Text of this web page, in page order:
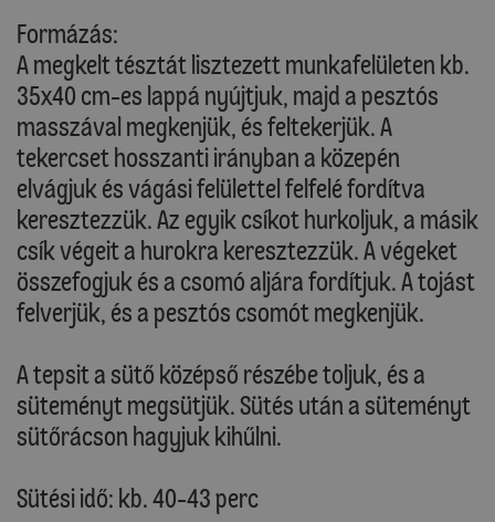
Formázás:
A megkelt tésztát lisztezett munkafelületen kb.
35x40 cm-es lappá nyújtjuk, majd a pesztós
masszával megkenjük, és feltekerjük. A
tekercset hosszanti irányban a közepén
elvágjuk és vágási felülettel felfelé fordítva
keresztezzük. Az egyik csíkot hurkoljuk, a másik
csík végeit a hurokra keresztezzük. A végeket
összefogjuk és a csomó aljára fordítjuk. A tojást
felverjük, és a pesztós csomót megkenjük.
A tepsit a sütő középső részébe toljuk, és a
süteményt megsütjük. Sütés után a süteményt
sütőrácson hagyjuk kihűlni.
Sütési idő: kb. 40-43 perc